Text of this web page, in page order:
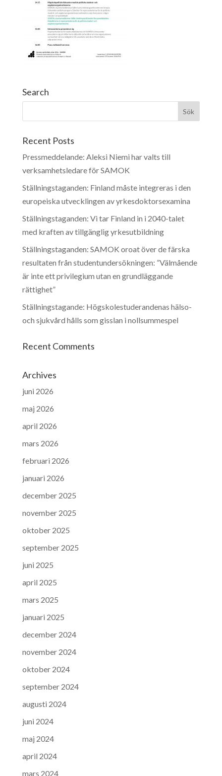
Search
Recent Posts
Pressmeddelande: Aleksi Niemi har valts till
verksamhetsledare för SAMOK
Ställningstaganden: Finland måste integreras i den
europeiska utvecklingen av yrkesdoktorsexamina
Ställningstaganden: Vi tar Finland in i 2040-talet
med kraften av tillgänglig yrkesutbildning
Ställningstaganden: SAMOK oroat över de färska
resultaten från studentundersökningen: ”Välmående
är inte ett privilegium utan en grundläggande
rättighet”
Ställningstagande: Högskolestuderandenas hälso-
och sjukvård hålls som gisslan i nollsummespel
Recent Comments
Archives
juni 2026
maj 2026
april 2026
mars 2026
februari 2026
januari 2026
december 2025
november 2025
oktober 2025
september 2025
juni 2025
april 2025
mars 2025
januari 2025
december 2024
november 2024
oktober 2024
september 2024
augusti 2024
juni 2024
maj 2024
april 2024
mars 2024